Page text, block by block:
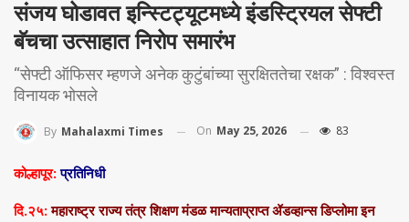
संजय घोडावत इन्स्टिट्यूटमध्ये इंडस्ट्रियल सेफ्टी
बॅचचा उत्साहात निरोप समारंभ
“सेफ्टी ऑफिसर म्हणजे अनेक कुटुंबांच्या सुरक्षिततेचा रक्षक” : विश्वस्त
विनायक भोसले
By Mahalaxmi Times On May 25, 2026 83
कोल्हापूर: प्रतिनिधी
दि.२५:महाराष्ट्र राज्य तंत्र शिक्षण मंडळ मान्यताप्राप्त ॲडव्हान्स डिप्लोमा इन